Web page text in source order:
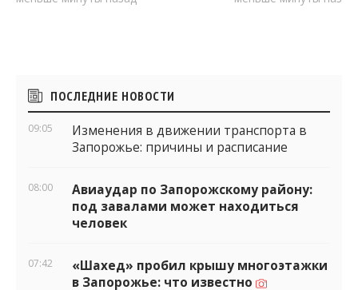
Боковые
виджеты
ПОСЛЕДНИЕ НОВОСТИ
09:05
Изменения в движении транспорта в
Запорожье: причины и расписание
08:00
Авиаудар по Запорожскому району:
под завалами может находиться
человек
07:42
«Шахед» пробил крышу многоэтажки
в Запорожье: что известно